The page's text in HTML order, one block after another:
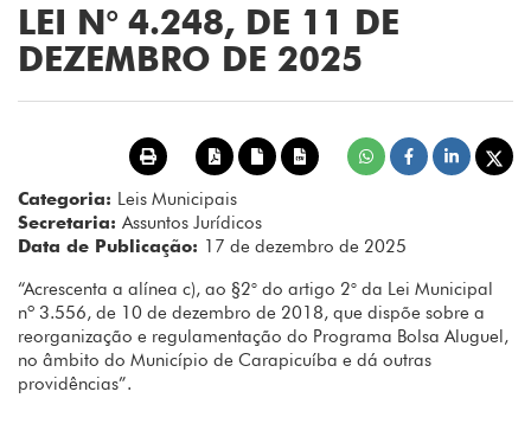
LEI N° 4.248, DE 11 DE
DEZEMBRO DE 2025
Categoria: Leis Municipais
Secretaria: Assuntos Jurídicos
Data de Publicação: 17 de dezembro de 2025
“Acrescenta a alínea c), ao §2° do artigo 2° da Lei Municipal
nº 3.556, de 10 de dezembro de 2018, que dispõe sobre a
reorganização e regulamentação do Programa Bolsa Aluguel,
no âmbito do Município de Carapicuíba e dá outras
providências”.